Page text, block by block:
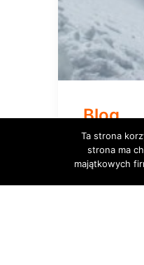
Blog
VIEW
Ta strona
strona ma
majątkowych